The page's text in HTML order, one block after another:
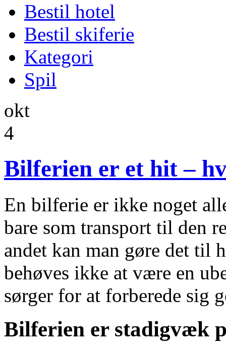
Bestil hotel
Bestil skiferie
Kategori
Spil
okt
4
Bilferien er et hit –
En bilferie er ikke noget
bare som transport til den
andet kan man gøre det til
behøves ikke at være en
sørger for at forberede sig
Bilferien er stadigvæk